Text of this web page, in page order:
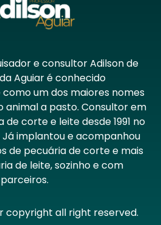
e consultor Adilson de
Aguiar é conhecido
um dos maiores nomes
animal a pasto. Consultor em
corte e leite desde 1991 no
Já implantou e acompanhou
de pecuária de corte e mais
de leite, sozinho e com
parceiros.
copyright all right reserved.